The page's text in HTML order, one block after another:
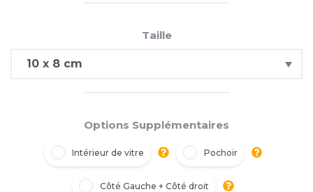
Taille
Options Supplémentaires
Intérieur de vitre Pochoir
Côté Gauche + Côté droit